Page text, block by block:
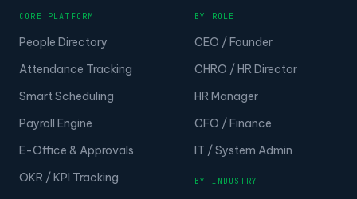
CORE PLATFORM
People Directory
Attendance Tracking
Smart Scheduling
Payroll Engine
E-Office & Approvals
OKR / KPI Tracking
BY ROLE
CEO / Founder
CHRO / HR Director
HR Manager
CFO / Finance
IT / System Admin
BY INDUSTRY